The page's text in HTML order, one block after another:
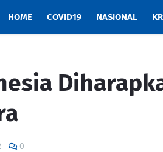
HOME COVID19 NASIONAL
0